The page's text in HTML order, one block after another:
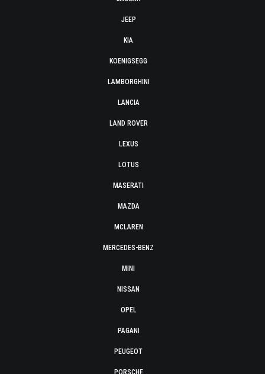
JEEP
KIA
KOENIGSEGG
LAMBORGHINI
LANCIA
LAND ROVER
LEXUS
LOTUS
MASERATI
MAZDA
MCLAREN
MERCEDES-BENZ
MINI
NISSAN
OPEL
PAGANI
PEUGEOT
PORSCHE